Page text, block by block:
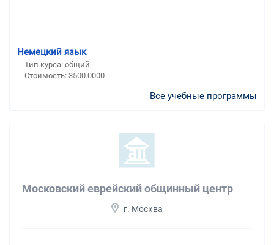
Немецкий язык
Тип курса: общий
Стоимость: 3500.0000
Все учебные программы
Московский еврейский общинный центр
г. Москва